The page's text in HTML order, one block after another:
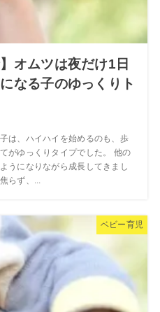
オムツは夜だけ1日
なる子のゆっくりト
は、ハイハイを始めるのも、歩
がゆっくりタイプでした。 他の
うになりながら成長してきまし
らず、...
ベビー育児